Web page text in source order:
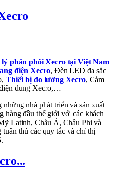
phân phối Xecro tại Việt Nam
điện Xecro, Đèn LED đa sắc
Thiết bị đo lường Xecro, Cảm
dung Xecro,…
những nhà phát triển và sản xuất
hàng đầu thế giới với các khách
Latinh, Châu Á, Châu Phi và
thủ các quy tắc và chỉ thị